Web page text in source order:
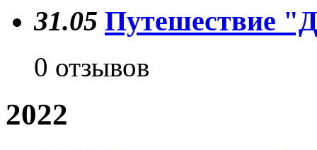
31.05 Путешествие
0 отзывов
2022